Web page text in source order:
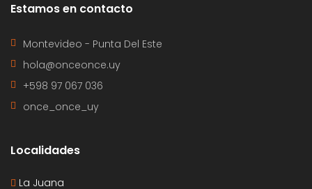
Estamos en contacto
Montevideo - Punta Del Este
hola@onceonce.uy
+598 97 067 036
once_once_uy
Localidades
La Juana